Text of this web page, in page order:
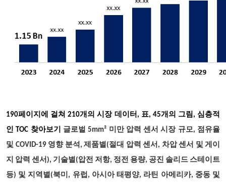
190페이지에 걸쳐 210개의 시장 데이터, 표, 45개의 그림, 심층적
인 TOC 찾아보기 글로벌 5mm² 미만 압력 센서 시장 규모, 점유율
및 COVID-19 영향 분석, 제품별(절대 압력 센서, 차압 센서 및 게이
지 압력 센서), 기술별(압전 저항, 정전 용량, 공진 솔리드 스테이트
등) 및 지역별(북미, 유럽, 아시아 태평양, 라틴 아메리카, 중동 및